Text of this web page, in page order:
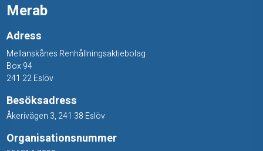
o
n
g
Merab
Adress
Mellanskånes Renhållningsaktiebolag
Box 94
241 22 Eslöv
Besöksadress
Åkerivägen 3, 241 38 Eslöv
Organisationsnummer